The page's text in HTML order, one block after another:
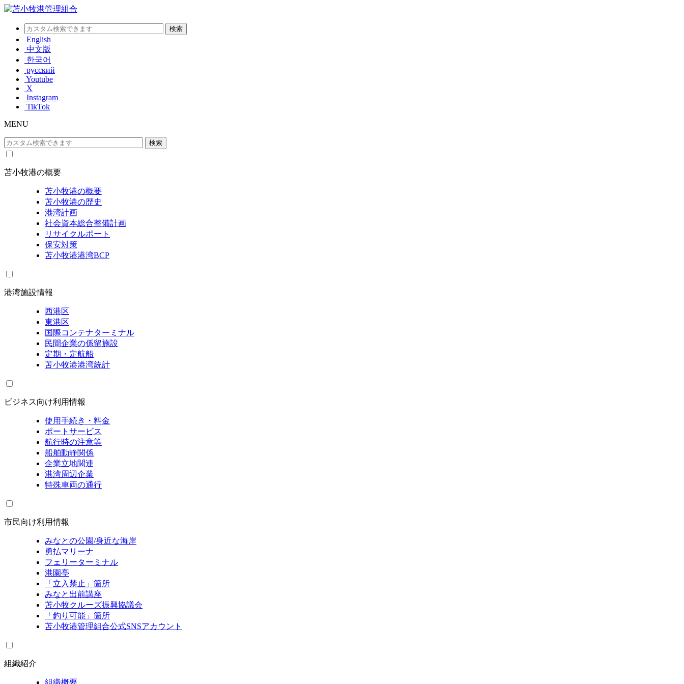
English
中文版
한국어
русский
Youtube
X
Instagram
TikTok
MENU
苫小牧港の概要
苫小牧港の概要
苫小牧港の歴史
港湾計画
社会資本総合整備計画
リサイクルポート
保安対策
苫小牧港港湾BCP
港湾施設情報
西港区
東港区
国際コンテナターミナル
民間企業の係留施設
定期・定航船
苫小牧港港湾統計
ビジネス向け利用情報
使用手続き・料金
ポートサービス
航行時の注意等
船舶動静関係
企業立地関連
港湾周辺企業
特殊車両の通行
市民向け利用情報
みなとの公園/身近な海岸
勇払マリーナ
フェリーターミナル
港園亭
「立入禁止」箇所
みなと出前講座
苫小牧クルーズ振興協議会
「釣り可能」箇所
苫小牧港管理組合公式SNSアカウント
組織紹介
組織概要